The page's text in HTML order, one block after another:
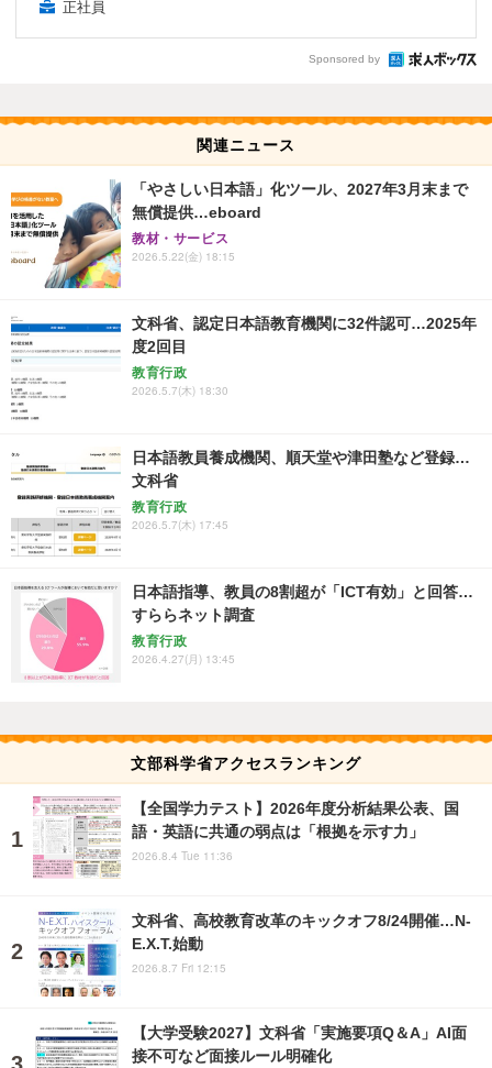
正社員
Sponsored by
関連ニュース
「やさしい日本語」化ツール、2027年3月末まで
無償提供…eboard
教材・サービス
2026.5.22(金) 18:15
文科省、認定日本語教育機関に32件認可…2025年
度2回目
教育行政
2026.5.7(木) 18:30
日本語教員養成機関、順天堂や津田塾など登録…
文科省
教育行政
2026.5.7(木) 17:45
日本語指導、教員の8割超が「ICT有効」と回答…
すららネット調査
教育行政
2026.4.27(月) 13:45
文部科学省アクセスランキング
【全国学力テスト】2026年度分析結果公表、国
語・英語に共通の弱点は「根拠を示す力」
2026.8.4 Tue 11:36
文科省、高校教育改革のキックオフ8/24開催…N-
E.X.T.始動
2026.8.7 Fri 12:15
【大学受験2027】文科省「実施要項Q＆A」AI面
接不可など面接ルール明確化